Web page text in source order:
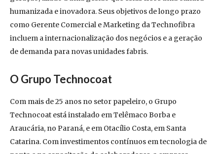
humanizada e inovadora. Seus objetivos de longo prazo
como Gerente Comercial e Marketing da Technofibra
incluem a internacionalização dos negócios e a geração
de demanda para novas unidades fabris.
O Grupo Technocoat
Com mais de 25 anos no setor papeleiro, o Grupo
Technocoat está instalado em Telêmaco Borba e
Araucária, no Paraná, e em Otacílio Costa, em Santa
Catarina. Com investimentos contínuos em tecnologia de